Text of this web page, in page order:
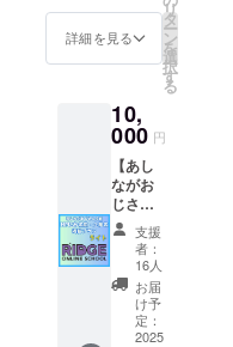
演会の
特別先
なりま
す。今
回の第
５回も
とびっ
きりの
発達支
援のス
ペシャ
ルゲス
トが登
壇予定
です！
おくん
RIDGE
モデ
ル」
つくわ
RIDGE
モデ
ル」の
セン
リー
ツール
等の
セット
応援プ
ラン。
普段は
小嶋の
詳細を見る
リ
タ
ー
ン
を
選
択
す
る
10,
000 円
【あし
ながお
じさん
応援
HPにお
名前・
企業
名 掲
載プラ
ン
支援
者：
16人
お届
け予
定：
2025